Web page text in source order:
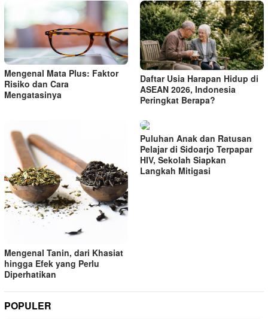
Mengenal Mata Plus: Faktor
Risiko dan Cara
Mengatasinya
Daftar Usia Harapan Hidup di
ASEAN 2026, Indonesia
Peringkat Berapa?
Mengenal Tanin, dari Khasiat
hingga Efek yang Perlu
Diperhatikan
Puluhan Anak dan Ratusan
Pelajar di Sidoarjo Terpapar
HIV, Sekolah Siapkan
Langkah Mitigasi
POPULER